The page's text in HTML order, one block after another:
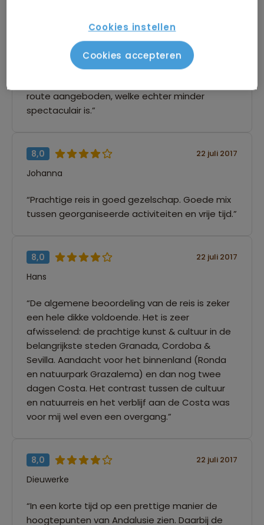
“De reis is zoals beschreven op de website, met
uitzondering van de wandeltocht bij Grazalema.
Door de hitte in de zomervakantie werd terecht
route aangeboden, welke echter minder
spectaculair is.”
8,0 22 juli 2017
Johanna
“Prachtige reis in goed gezelschap. Goede mix
tussen georganiseerde activiteiten en vrije tijd.”
8,0 22 juli 2017
Hans
“De algemene beoordeling van de reis is zeker
een hele dikke voldoende. Het is zeer
afwisselend: de prachtige kunst & cultuur in de
belangrijkste steden Granada, Cordoba &
Sevilla. Aandacht voor het binnenland (Ronda
en natuurpark Grazalema) en dan nog twee
dagen Costa. Het contrast tussen de cultuur
en natuurreis en het verblijf aan de Costa was
voor mij wel even een overgang.”
8,0 22 juli 2017
Dieuwerke
“In een korte tijd op een prettige manier de
hoogtepunten van Andalusie zien. Daarbij de
Cookies instellen
Cookies accepteren